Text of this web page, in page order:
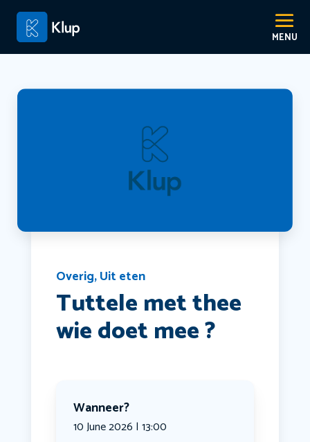
Overig,Uit eten
Tuttele met thee
wie doet mee ?
Wanneer?
10 June 2026 | 13:00